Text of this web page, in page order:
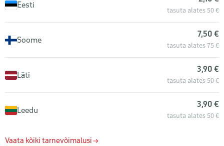
Eesti
tasuta alates 50 €
Soome
7,50 €
tasuta alates 75 €
Läti
3,90 €
tasuta alates 50 €
Leedu
3,90 €
tasuta alates 50 €
Vaata kõiki tarnevõimalusi